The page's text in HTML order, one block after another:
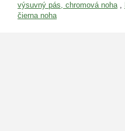
výsuvný pás, chromová noha ,
čierna noha